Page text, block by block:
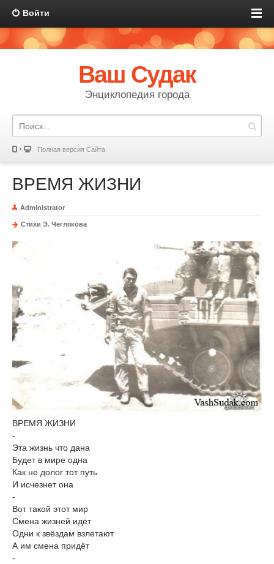
Войти
Ваш Судак
Энциклопедия города
Полная версия Сайта
ВРЕМЯ ЖИЗНИ
Administrator
Стихи Э. Чеглякова
ВРЕМЯ ЖИЗНИ
-
Эта жизнь что дана
Будет в мире одна
Как не долог тот путь
И исчезнет она
-
Вот такой этот мир
Смена жизней идёт
Одни к звёздам взлетают
А им смена придёт
-